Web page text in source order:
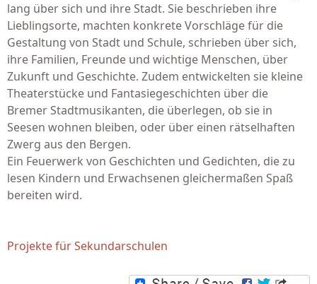
lang über sich und ihre Stadt. Sie beschrieben ihre
Lieblingsorte, machten konkrete Vorschläge für die
Gestaltung von Stadt und Schule, schrieben über sich,
ihre Familien, Freunde und wichtige Menschen, über
Zukunft und Geschichte. Zudem entwickelten sie kleine
Theaterstücke und Fantasiegeschichten über die
Bremer Stadtmusikanten, die überlegen, ob sie in
Seesen wohnen bleiben, oder über einen rätselhaften
Zwerg aus den Bergen.
Ein Feuerwerk von Geschichten und Gedichten, die zu
lesen Kindern und Erwachsenen gleichermaßen Spaß
bereiten wird.
Projekte für Sekundarschulen